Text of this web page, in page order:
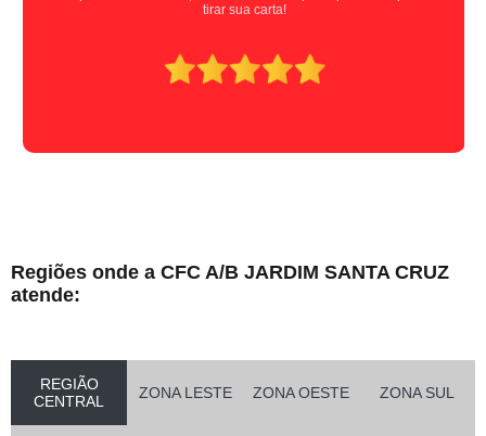
tirar sua carta!
Regiões onde a CFC A/B JARDIM SANTA CRUZ
atende:
REGIÃO
CENTRAL
ZONA LESTE ZONA OESTE ZONA SUL